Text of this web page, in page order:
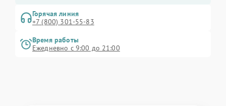
Горячая линия
+7 (800) 301-55-83
Время работы
Ежедневно с 9:00 до 21:00